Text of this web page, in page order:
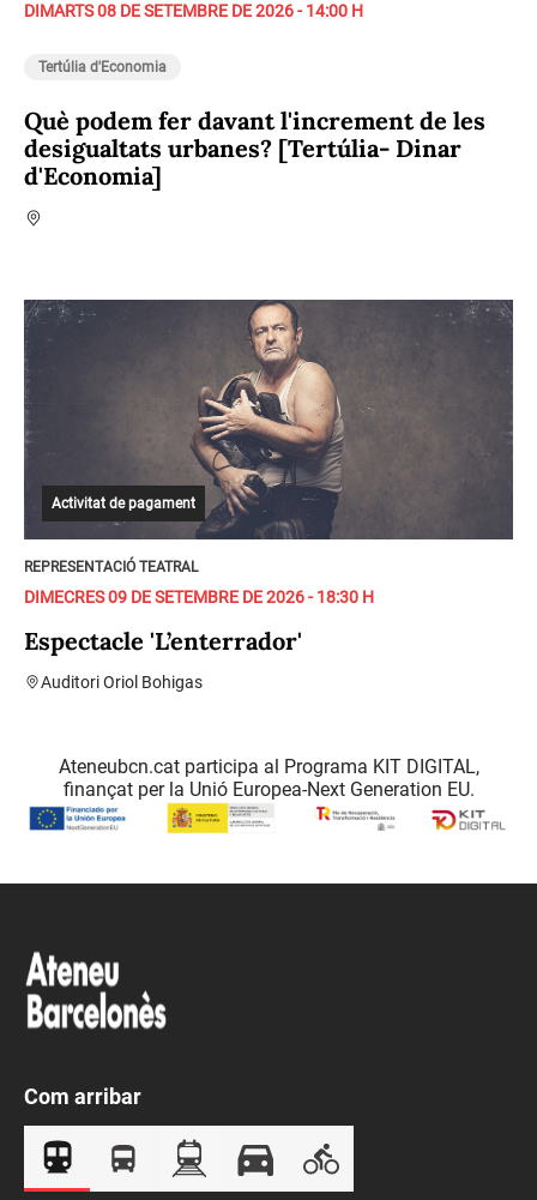
DIMARTS 08 DE SETEMBRE DE 2026 - 14:00 H
Tertúlia d'Economia
Què podem fer davant l'increment de les
desigualtats urbanes? [Tertúlia- Dinar
d'Economia]
Activitat de pagament
REPRESENTACIÓ TEATRAL
DIMECRES 09 DE SETEMBRE DE 2026 - 18:30 H
Espectacle 'L’enterrador'
Auditori Oriol Bohigas
Ateneubcn.cat participa al Programa KIT DIGITAL,
finançat per la Unió Europea-Next Generation EU.
Com arribar